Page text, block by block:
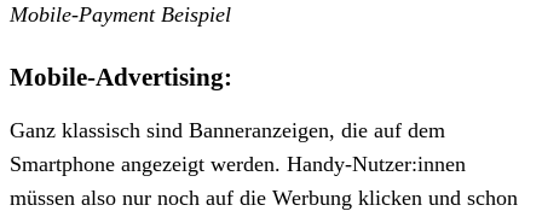
Mobile-Payment Beispiel
Mobile-Advertising:
Ganz klassisch sind Banneranzeigen, die auf dem
Smartphone angezeigt werden. Handy-Nutzer:innen
müssen also nur noch auf die Werbung klicken und schon